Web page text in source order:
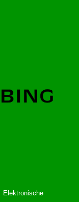
Elektronische